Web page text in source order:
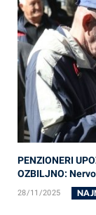
PENZIONERI
OZBILJNO:
28/11/2025